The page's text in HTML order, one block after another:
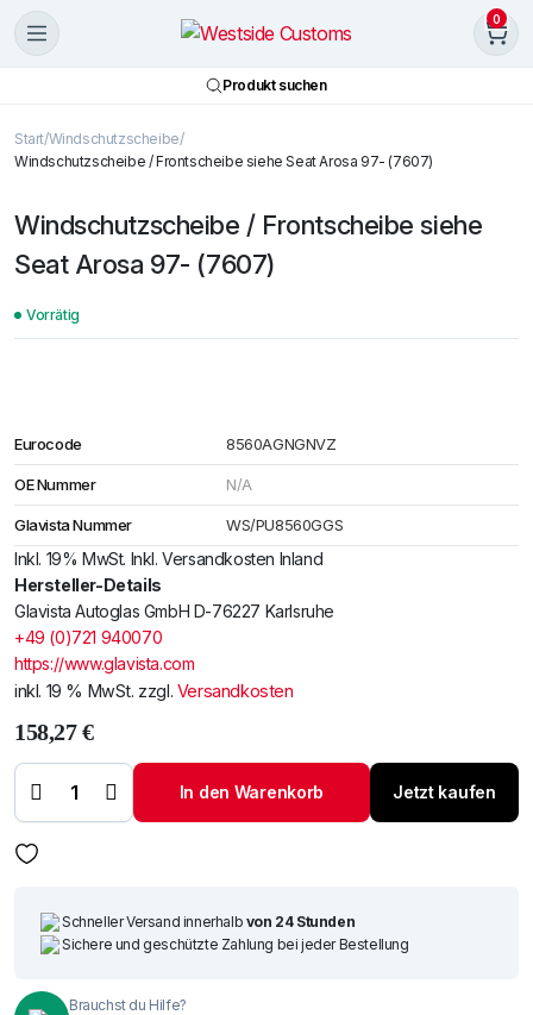
0
Produkt suchen
Start Windschutzscheibe
Windschutzscheibe / Frontscheibe siehe Seat Arosa 97- (7607)
Windschutzscheibe / Frontscheibe siehe
Seat Arosa 97- (7607)
Vorrätig
Eurocode 8560AGNGNVZ
OE Nummer N/A
Glavista Nummer WS/PU8560GGS
Inkl. 19% MwSt. Inkl. Versandkosten Inland
Hersteller-Details
Glavista Autoglas GmbH D-76227 Karlsruhe
+49 (0)721 940070
https://www.glavista.com
inkl. 19 % MwSt. zzgl. Versandkosten
158,27€
Windschutzscheibe
/ Frontscheibe
siehe Seat Arosa
97- (7607) Menge
In den Warenkorb Jetzt kaufen
Schneller Versand innerhalb von 24 Stunden
Sichere und geschützte Zahlung bei jeder Bestellung
Brauchst du Hilfe?